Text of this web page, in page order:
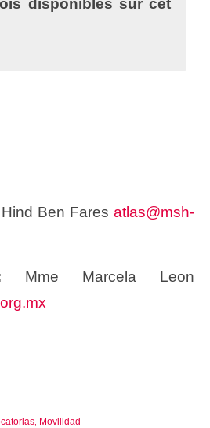
disponibles sur cet
Ben Fares atlas@msh-
Mme Marcela Leon
Movilidad